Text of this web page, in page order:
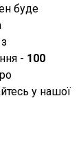
буде
- 100
у нашої